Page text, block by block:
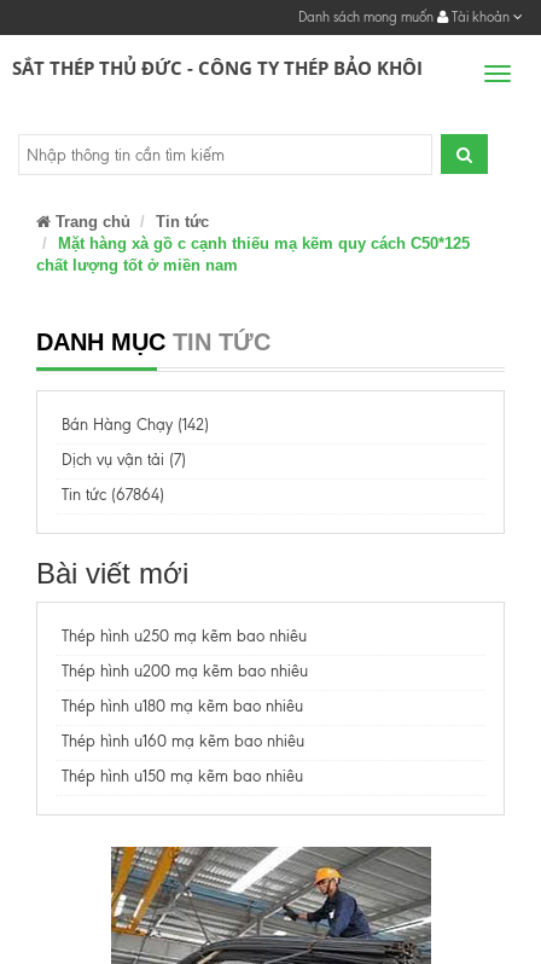
Danh sách mong muốn Tài khoản
SẮT THÉP THỦ ĐỨC - CÔNG TY THÉP BẢO KHÔI
Trang chủ
Tin tức
Mặt hàng xà gồ c cạnh thiếu mạ kẽm quy cách C50*125
chất lượng tốt ở miền nam
DANH MỤC TIN TỨC
Bán Hàng Chạy (142)
Dịch vụ vận tải (7)
Tin tức (67864)
Bài viết mới
Thép hình u250 mạ kẽm bao nhiêu
Thép hình u200 mạ kẽm bao nhiêu
Thép hình u180 mạ kẽm bao nhiêu
Thép hình u160 mạ kẽm bao nhiêu
Thép hình u150 mạ kẽm bao nhiêu